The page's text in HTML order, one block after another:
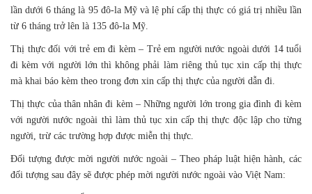
lần dưới 6 tháng là 95 đô-la Mỹ và lệ phí cấp thị thực có giá trị nhiều lần
từ 6 tháng trở lên là 135 đô-la Mỹ.
Thị thực đối với trẻ em đi kèm – Trẻ em người nước ngoài dưới 14 tuổi
đi kèm với người lớn thì không phải làm riêng thủ tục xin cấp thị thực
mà khai báo kèm theo trong đơn xin cấp thị thực của người dẫn đi.
Thị thực của thân nhân đi kèm – Những người lớn trong gia đình đi kèm
với người nước ngoài thì làm thủ tục xin cấp thị thực độc lập cho từng
người, trừ các trường hợp được miễn thị thực.
Đối tượng được mời người nước ngoài – Theo pháp luật hiện hành, các
đối tượng sau đây sẽ được phép mời người nước ngoài vào Việt Nam: